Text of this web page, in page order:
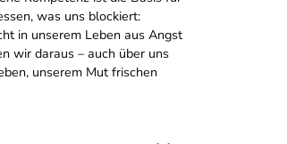
was uns blockiert:
in unserem Leben aus Angst
wir daraus – auch über uns
unserem Mut frischen